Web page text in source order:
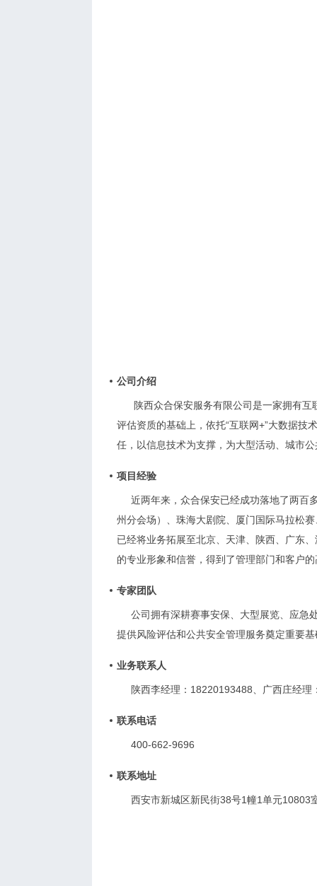
公司介绍
陕西众合保安服务有限公司是一家拥有
评估资质的基础上，依托“互联网+”大数据技
任，以信息技术为支撑，为大型活动、城市
项目经验
近两年来，众合保安已经成功落地了两百
州分会场）、珠海大剧院、厦门国际马拉松
已经将业务拓展至北京、天津、陕西、广东
的专业形象和信誉，得到了管理部门和客户
专家团队
公司拥有深耕赛事安保、大型展览、应急
提供风险评估和公共安全管理服务奠定重要基
业务联系人
陕西李经理：18220193488、广西庄经理
联系电话
400-662-9696
联系地址
西安市新城区新民街38号1幢1单元10803